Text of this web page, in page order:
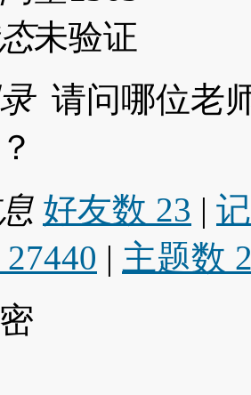
未验证
请问哪位老
好友数 23 |
| 主题数